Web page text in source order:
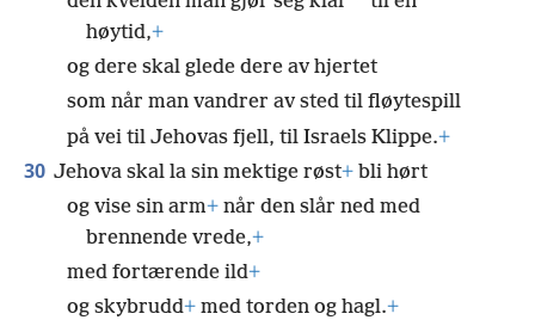
høytid,+
og dere skal glede dere av hjertet
som når man vandrer av sted til fløytespill
på vei til Jehovas fjell, til Israels Klippe.+
30 Jehova skal la sin mektige røst+ bli hørt
og vise sin arm+ når den slår ned med
brennende vrede,+
med fortærende ild+
og skybrudd+ med torden og hagl.+